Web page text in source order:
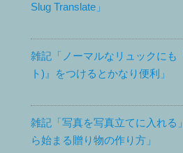
Slug Translate」
雑記「ノーマルなリュックにも
ト)』をつけるとかなり便利」
雑記「写真を写真立てに入れ
ら始まる贈り物の作り方」